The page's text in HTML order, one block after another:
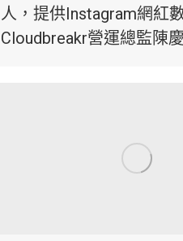
人，提供Instagram網紅
Cloudbreakr營運總監陳